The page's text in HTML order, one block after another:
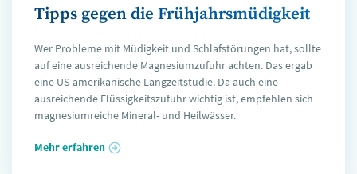
Tipps gegen die Frühjahrsmüdigkeit
Wer Probleme mit Müdigkeit und Schlafstörungen hat, sollte
auf eine ausreichende Magnesiumzufuhr achten. Das ergab
eine US-amerikanische Langzeitstudie. Da auch eine
ausreichende Flüssigkeitszufuhr wichtig ist, empfehlen sich
magnesiumreiche Mineral- und Heilwässer.
Mehr erfahren